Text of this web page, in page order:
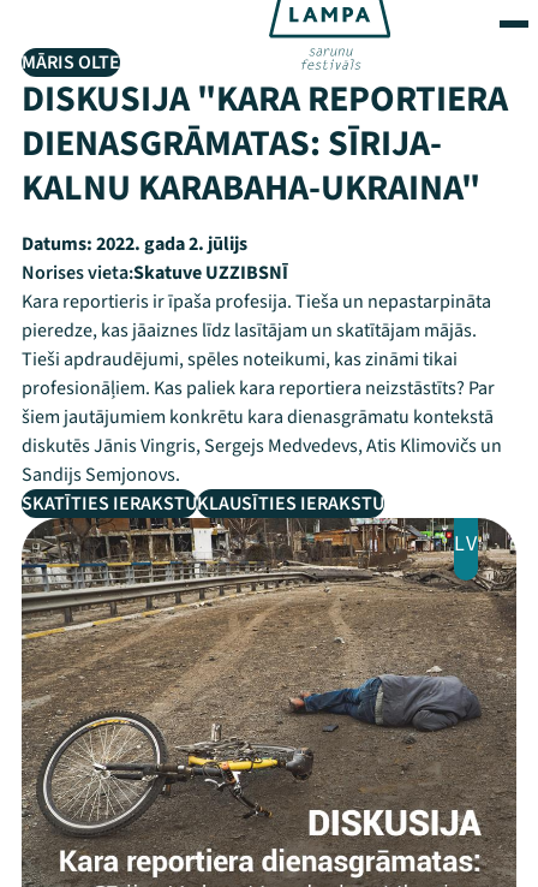
MĀRIS OLTE
DISKUSIJA "KARA REPORTIERA
DIENASGRĀMATAS: SĪRIJA-
KALNU KARABAHA-UKRAINA"
Datums:2022. gada 2. jūlijs
Norises vieta:Skatuve UZZIBSNĪ
Kara reportieris ir īpaša profesija. Tieša un nepastarpināta
pieredze, kas jāaiznes līdz lasītājam un skatītājam mājās.
Tieši apdraudējumi, spēles noteikumi, kas zināmi tikai
profesionāļiem. Kas paliek kara reportiera neizstāstīts? Par
šiem jautājumiem konkrētu kara dienasgrāmatu kontekstā
diskutēs Jānis Vingris, Sergejs Medvedevs, Atis Klimovičs un
Sandijs Semjonovs.
SKATĪTIES IERAKSTUKLAUSĪTIES IERAKSTU
LV